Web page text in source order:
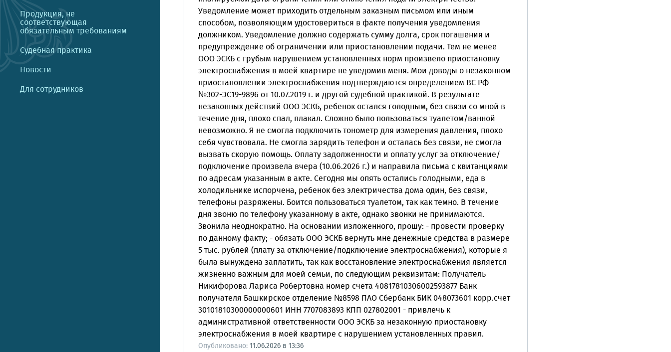
Продукция, не
соответствующая
обязательным требованиям
Судебная практика
Новости
Для сотрудников
Уведомление может приходить отдельным заказным письмом или иным
способом, позволяющим удостовериться в факте получения уведомления
должником. Уведомление должно содержать сумму долга, срок погашения и
предупреждение об ограничении или приостановлении подачи. Тем не менее
ООО ЭСКБ с грубым нарушением установленных норм произвело приостановку
электроснабжения в моей квартире не уведомив меня. Мои доводы о незаконном
приостановлении электроснабжения подтверждаются определением ВС РФ
№302-ЭС19-9896 от 10.07.2019 г. и другой судебной практикой. В результате
незаконных действий ООО ЭСКБ, ребенок остался голодным, без связи со мной в
течение дня, плохо спал, плакал. Сложно было пользоваться туалетом/ванной
невозможно. Я не смогла подключить тонометр для измерения давления, плохо
себя чувствовала. Не смогла зарядить телефон и осталась без связи, не смогла
вызвать скорую помощь. Оплату задолженности и оплату услуг за отключение/
подключение произвела вчера (10.06.2026 г.) и направила письма с квитанциями
по адресам указанным в акте. Сегодня мы опять остались голодными, еда в
холодильнике испорчена, ребенок без электричества дома один, без связи,
телефоны разряжены. Боится пользоваться туалетом, так как темно. В течение
дня звоню по телефону указанному в акте, однако звонки не принимаются.
Звонила неоднократно. На основании изложенного, прошу: - провести проверку
по данному факту; - обязать ООО ЭСКБ вернуть мне денежные средства в размере
5 тыс. рублей (плату за отключение/подключение электроснабжения), которые я
была вынуждена заплатить, так как восстановление электроснабжения является
жизненно важным для моей семьи, по следующим реквизитам: Получатель
Никифорова Лариса Робертовна номер счета 40817810306002593877 Банк
получателя Башкирское отделение №8598 ПАО Сбербанк БИК 048073601 корр.счет
30101810300000000601 ИНН 7707083893 КПП 027802001 - привлечь к
административной ответственности ООО ЭСКБ за незаконную приостановку
электроснабжения в моей квартире с нарушением установленных правил.
Опубликовано:11.06.2026 в 13:36